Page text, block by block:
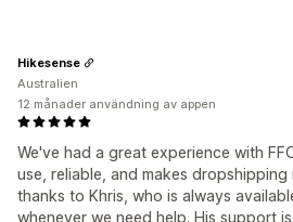
We've had a great experience with
use, reliable, and makes dropshipping
thanks to Khris, who is always
whenever we need help. His support
Hikesense
Australien
12 månader användning av appen